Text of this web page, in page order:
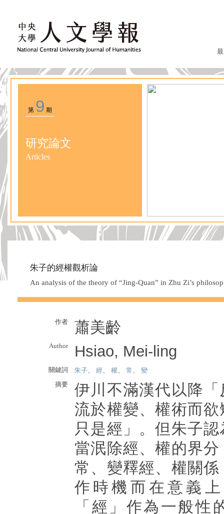
第 9期
研究論文
Articles
朱子的經權觀析論
An analysis of the theory of “Jing-Quan” in Zhu Zi’s
作者 蕭美齡
Author Hsiao, Mei-ling
關鍵詞 朱子、 經、 權、 常、 變
摘要
伊川不滿漢代以降
流於權變、權術而
只是經」。但朱子
當泯除經、權的界
常、變釋經、權關
作時機而在意義
「經」作為一般性